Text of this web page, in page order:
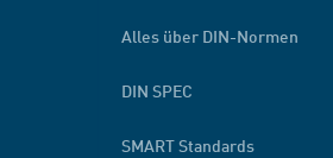
Alles über DIN-Normen
DIN SPEC
SMART Standards